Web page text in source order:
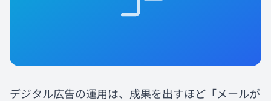
デジタル広告の運用は、成果を出すほど「メールが